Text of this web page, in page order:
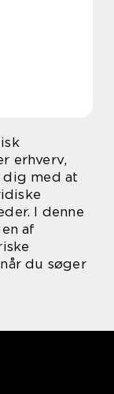
erhverv,
dig med at
I denne
af
du søger